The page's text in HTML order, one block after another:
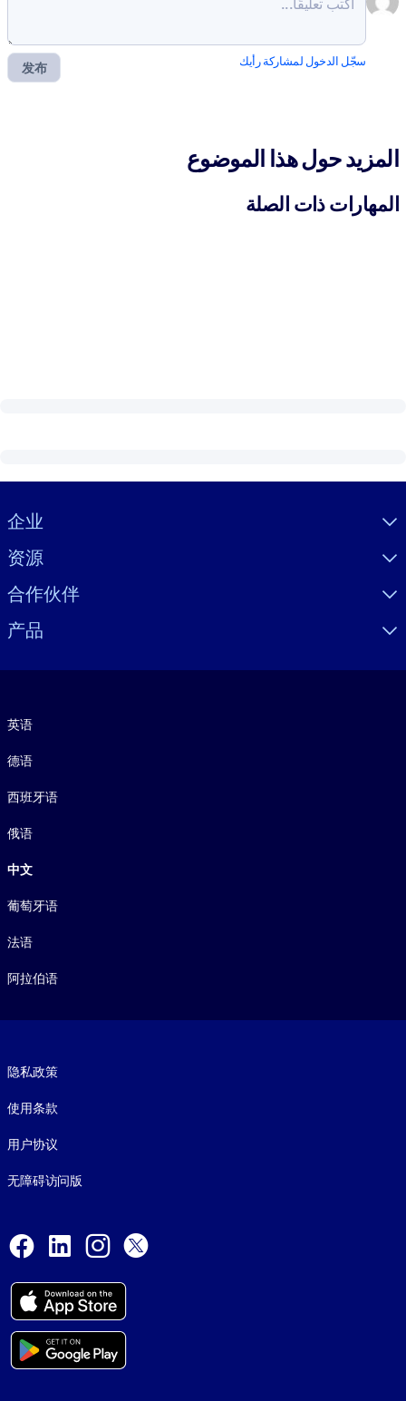
发布 سجّل الدخول لمشاركة رأيك
المزيد حول هذا الموضوع
المهارات ذات الصلة
Visually hidden Text
企业
资源
合作伙伴
产品
英语
德语
西班牙语
俄语
中文
葡萄牙语
法语
阿拉伯语
隐私政策
使用条款
用户协议
无障碍访问版
Facebook
LinkedInInstagram